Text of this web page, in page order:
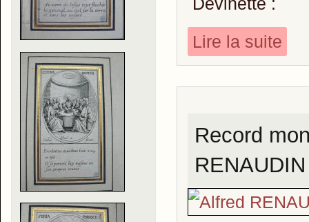
Lire la suite
Record
RENAUDIN